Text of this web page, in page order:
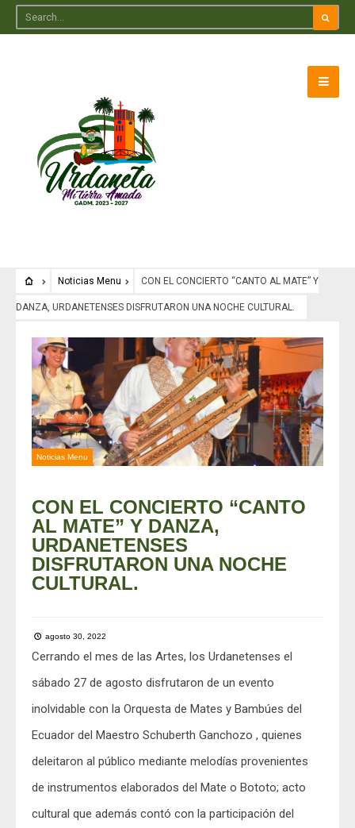
Noticias Menu CON EL CONCIERTO “CANTO AL MATE” Y
DANZA, URDANETENSES DISFRUTARON UNA NOCHE CULTURAL.
Noticias Menu
CON EL CONCIERTO “CANTO
AL MATE” Y DANZA,
URDANETENSES
DISFRUTARON UNA NOCHE
CULTURAL.
agosto 30, 2022
Cerrando el mes de las Artes, los Urdanetenses el
sábado 27 de agosto disfrutaron de un evento
inolvidable con la Orquesta de Mates y Bambúes del
Ecuador del Maestro Schuberth Ganchozo , quienes
deleitaron al público mediante melodías provenientes
de instrumentos elaborados del Mate o Bototo; acto
cultural que además contó con la participación del